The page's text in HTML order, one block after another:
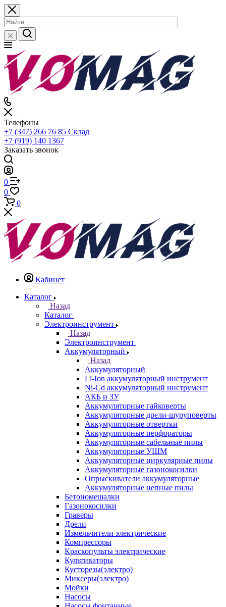
Телефоны
+7 (347) 266 76 85 Склад
+7 (919) 140 1367
Заказать звонок
0
0
0
Кабинет
Каталог
Назад
Каталог
Электроинструмент
Назад
Электроинструмент
Аккумуляторный
Назад
Аккумуляторный
Li-Ion аккумуляторный инструмент
Ni-Cd аккумуляторный инструмент
АКБ и ЗУ
Аккумуляторные гайковерты
Аккумуляторные дрели-шуруповерты
Аккумуляторные отвертки
Аккумуляторные перфораторы
Аккумуляторные сабельные пилы
Аккумуляторные УШМ
Аккумуляторные циркулярные пилы
Аккумуляторные газонокосилки
Опрыскиватели аккумуляторные
Аккумуляторные цепные пилы
Бетономешалки
Газонокосилки
Граверы
Дрели
Измельчители электрические
Компрессоры
Краскопульты электрические
Культиваторы
Кусторезы(электро)
Миксеры(электро)
Мойки
Насосы